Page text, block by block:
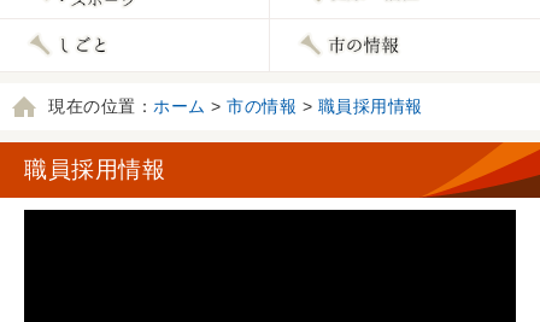
現在の位置： ホーム > 市の情報 > 職員採用情報
職員採用情報